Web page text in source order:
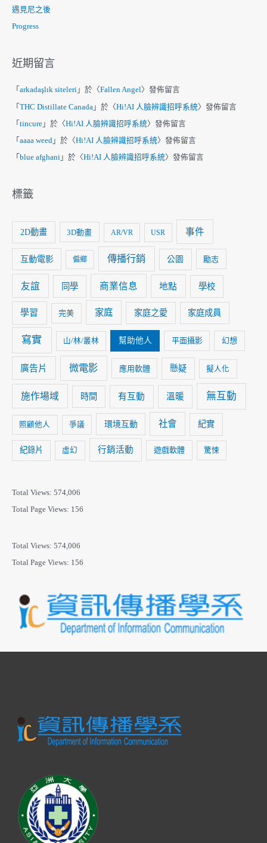
遇見尼之後
Progress
近期留言
「 arkadaşlık siteleri 」於〈Fallen Angel〉發佈留言
「 THC Distillate Canada 」於〈Hi!AI 人臉辨識招呼系統〉發佈留言
「 tincure 」於〈Hi!AI 人臉辨識招呼系統〉發佈留言
「 aaaa weed 」於〈Hi!AI 人臉辨識招呼系統〉發佈留言
「 blue afghani 」於〈Hi!AI 人臉辨識招呼系統〉發佈留言
標籤
2D動畫 3D動畫 AR/VR USR 事件
互動電影 偏鄉 傳播行銷 公園 勵志
友誼 同學 商業信息 地點 學校
學習 完美 家庭 家庭之愛 家庭成員
寫實 山/林/叢林 幫助他人 平面攝影 幻想
廣告片 微電影 應用軟體 懸疑 擬人化
施作場域 時間 有互動 溫暖 無互動
照顧他人 爭議 環境互動 社會 紀實
紀錄片 虛幻 行銷活動 遊戲軟體 驚悚
Total Views: 574,006
Total Page Views: 156
Total Views: 574,006
Total Page Views: 156